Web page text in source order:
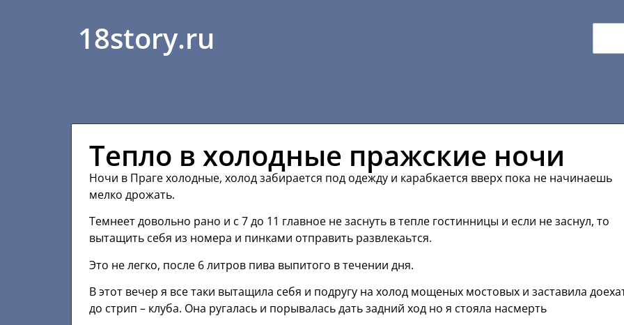
18story.ru
Тепло в холодные пражские ночи
Ночи в Праге холодные, холод забирается под одежду и карабкается вверх пока не начинаешь
мелко дрожать.
Темнеет довольно рано и с 7 до 11 главное не заснуть в тепле гостинницы и если не заснул, то
вытащить себя из номера и пинками отправить развлекаьтся.
Это не легко, после 6 литров пива выпитого в течении дня.
В этот вечер я все таки вытащила себя и подругу на холод мощеных мостовых и заставила
до стрип – клуба. Она ругалась и порывалась дать задний ход но я стояла насмерть